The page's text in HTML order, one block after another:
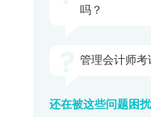
吗？
管理会计师考
还在被这些问题困